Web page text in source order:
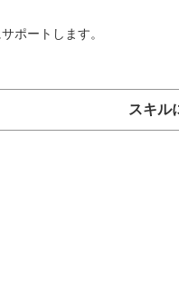
ポートします。
スキル